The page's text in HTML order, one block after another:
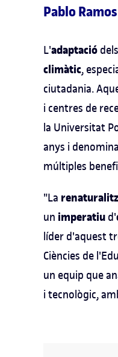
Pablo
L'adaptació dels
climàtic,
ciutadania.
i centres de
la Universitat
anys i
múltiples
"La
un imperatiu d'
líder d'aquest
Ciències de
un equip que
i tecnològic,